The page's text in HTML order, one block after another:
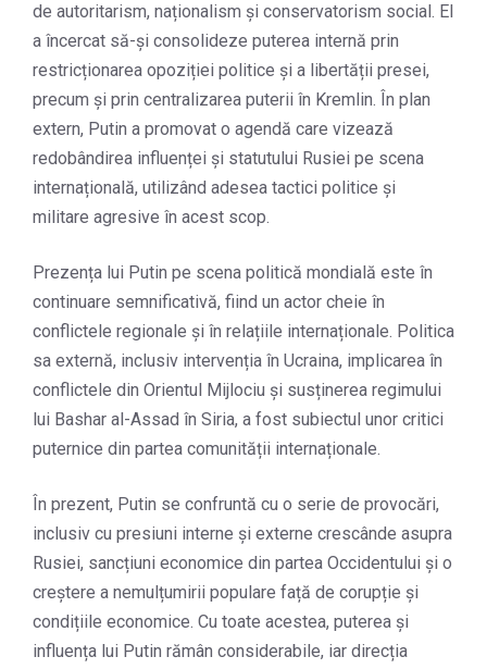
de autoritarism, naționalism și conservatorism social. El
a încercat să-și consolideze puterea internă prin
restricționarea opoziției politice și a libertății presei,
precum și prin centralizarea puterii în Kremlin. În plan
extern, Putin a promovat o agendă care vizează
redobândirea influenței și statutului Rusiei pe scena
internațională, utilizând adesea tactici politice și
militare agresive în acest scop.
Prezența lui Putin pe scena politică mondială este în
continuare semnificativă, fiind un actor cheie în
conflictele regionale și în relațiile internaționale. Politica
sa externă, inclusiv intervenția în Ucraina, implicarea în
conflictele din Orientul Mijlociu și susținerea regimului
lui Bashar al-Assad în Siria, a fost subiectul unor critici
puternice din partea comunității internaționale.
În prezent, Putin se confruntă cu o serie de provocări,
inclusiv cu presiuni interne și externe crescânde asupra
Rusiei, sancțiuni economice din partea Occidentului și o
creștere a nemulțumirii populare față de corupție și
condițiile economice. Cu toate acestea, puterea și
influența lui Putin rămân considerabile, iar direcția